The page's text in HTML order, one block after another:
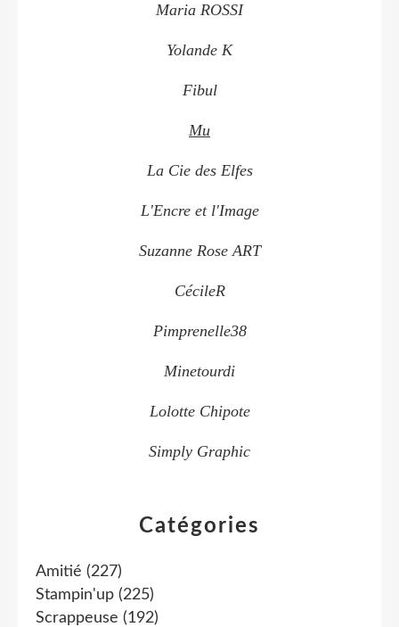
Catégories
Amitié (227)
Stampin'up (225)
Scrappeuse (192)
Maria ROSSI
Yolande K
Fibul
Mu
La Cie des Elfes
L'Encre et l'Image
Suzanne Rose ART
CécileR
Pimprenelle38
Minetourdi
Lolotte Chipote
Simply Graphic